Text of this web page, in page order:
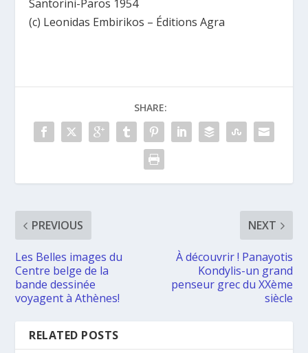
Santorini-Paros 1954
(c) Leonidas Embirikos – Éditions Agra
SHARE:
PREVIOUS
Les Belles images du
Centre belge de la
bande dessinée
voyagent à Athènes!
NEXT
À découvrir ! Panayotis
Kondylis-un grand
penseur grec du XXème
siècle
RELATED POSTS